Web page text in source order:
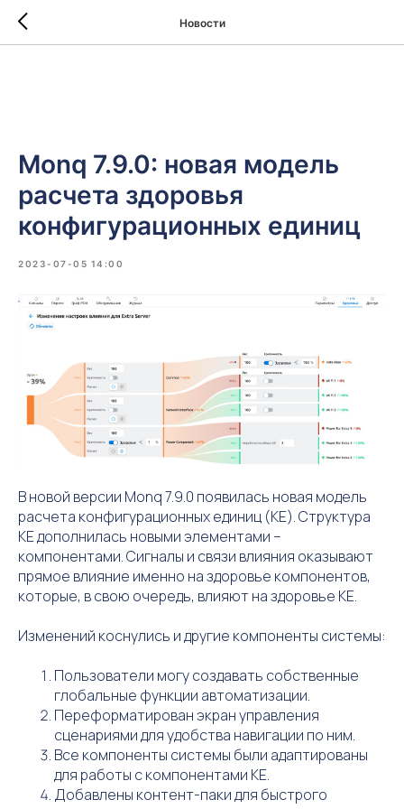
Новости
Monq 7.9.0: новая модель
расчета здоровья
конфигурационных единиц
2023-07-05 14:00
В новой версии Monq 7.9.0 появилась новая модель
расчета конфигурационных единиц (КЕ). Структура
КЕ дополнилась новыми элементами –
компонентами. Сигналы и связи влияния оказывают
прямое влияние именно на здоровье компонентов,
которые, в свою очередь, влияют на здоровье КЕ.
Изменений коснулись и другие компоненты системы:
Пользователи могу создавать собственные
глобальные функции автоматизации.
Переформатирован экран управления
сценариями для удобства навигации по ним.
Все компоненты системы были адаптированы
для работы с компонентами КЕ.
Добавлены контент-паки для быстрого